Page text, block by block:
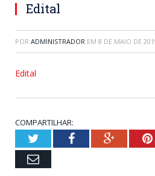
Edital
POR ADMINISTRADOR EM 8 DE MAIO DE
Edital
COMPARTILHAR:
TwitterFacebookGoogle+
Email